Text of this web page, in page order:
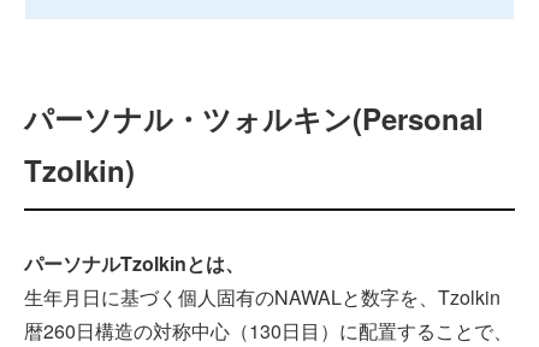
└ パーソナルTzolkin
└ Tzolkinエネルギーサイクル
└ Trecenaピラー・ストーリー理論
パーソナル・ツォルキン(Personal
Tzolkin)
パーソナルTzolkinとは、
生年月日に基づく個人固有のNAWALと数字を、Tzolkin
暦260日構造の対称中心（130日目）に配置することで、